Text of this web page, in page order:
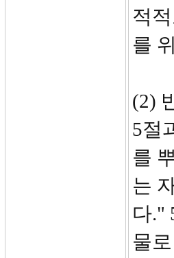
적
를
(2)
5절
를
는
다."
물